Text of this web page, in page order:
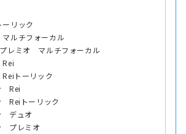
ーリック
ルチフォーカル
レミオ マルチフォーカル
トーリック
Rei
Reiトーリック
デュオ
プレミオ